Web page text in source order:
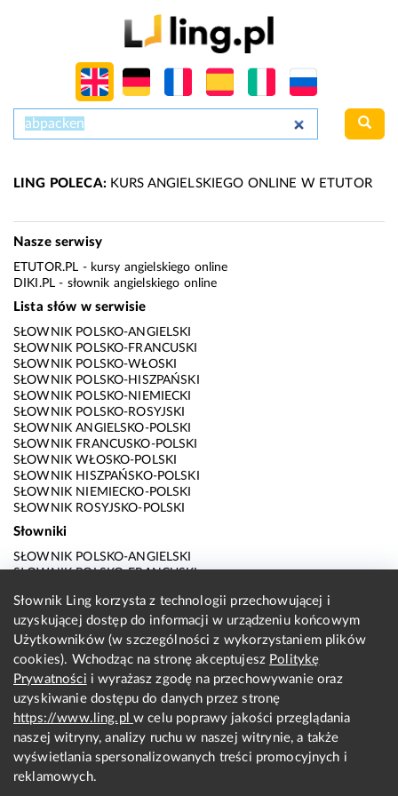
LING POLECA:KURS ANGIELSKIEGO ONLINE W ETUTOR
Nasze serwisy
ETUTOR.PL - kursy angielskiego online
DIKI.PL - słownik angielskiego online
Lista słów w serwisie
SŁOWNIK POLSKO-ANGIELSKI
SŁOWNIK POLSKO-FRANCUSKI
SŁOWNIK POLSKO-WŁOSKI
SŁOWNIK POLSKO-HISZPAŃSKI
SŁOWNIK POLSKO-NIEMIECKI
SŁOWNIK POLSKO-ROSYJSKI
SŁOWNIK ANGIELSKO-POLSKI
SŁOWNIK FRANCUSKO-POLSKI
SŁOWNIK WŁOSKO-POLSKI
SŁOWNIK HISZPAŃSKO-POLSKI
SŁOWNIK NIEMIECKO-POLSKI
SŁOWNIK ROSYJSKO-POLSKI
Słowniki
SŁOWNIK POLSKO-ANGIELSKI
SŁOWNIK POLSKO-FRANCUSKI
SŁOWNIK POLSKO-HISZPAŃSKI
SŁOWNIK POLSKO-NIEMIECKI
SŁOWNIK POLSKO-ROSYJSKI
SŁOWNIK ANGIELSKO-POLSKI
SŁOWNIK FRANCUSKO-POLSKI
SŁOWNIK WŁOSKO-POLSKI
SŁOWNIK HISZPAŃSKO-POLSKI
SŁOWNIK NIEMIECKO-POLSKI
SŁOWNIK ROSYJSKO-POLSKI
O nas
KONTAKT Z REDAKCJĄ
Słownik Ling korzysta z technologii przechowującej i
uzyskującej dostęp do informacji w urządzeniu końcowym
Użytkowników (w szczególności z wykorzystaniem plików
cookies). Wchodząc na stronę akceptujesz Politykę
Prywatności i wyrażasz zgodę na przechowywanie oraz
uzyskiwanie dostępu do danych przez stronę
https://www.ling.plw celu poprawy jakości przeglądania
naszej witryny, analizy ruchu w naszej witrynie, a także
wyświetlania spersonalizowanych treści promocyjnych i
reklamowych.